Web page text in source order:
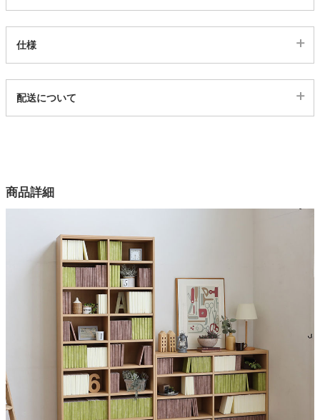
ガーデン
仕様
196558
3色
プリント紙化粧繊維板
天板耐荷重
移動棚耐荷重
梱包サイズ
約123x8.9x32.4(cm)
配送について
商品詳細